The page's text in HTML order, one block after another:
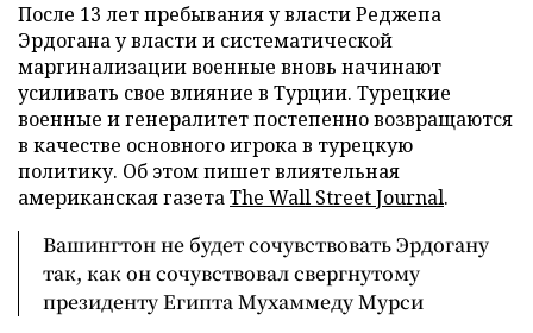
После 13 лет пребывания у власти Реджепа
Эрдогана у власти и систематической
маргинализации военные вновь начинают
усиливать свое влияние в Турции. Турецкие
военные и генералитет постепенно возвращаются
в качестве основного игрока в турецкую
политику. Об этом пишет влиятельная
американская газетаThe Wall Street Journal.
Вашингтон не будет сочувствовать Эрдогану
так, как он сочувствовал свергнутому
президенту Египта Мухаммеду Мурси